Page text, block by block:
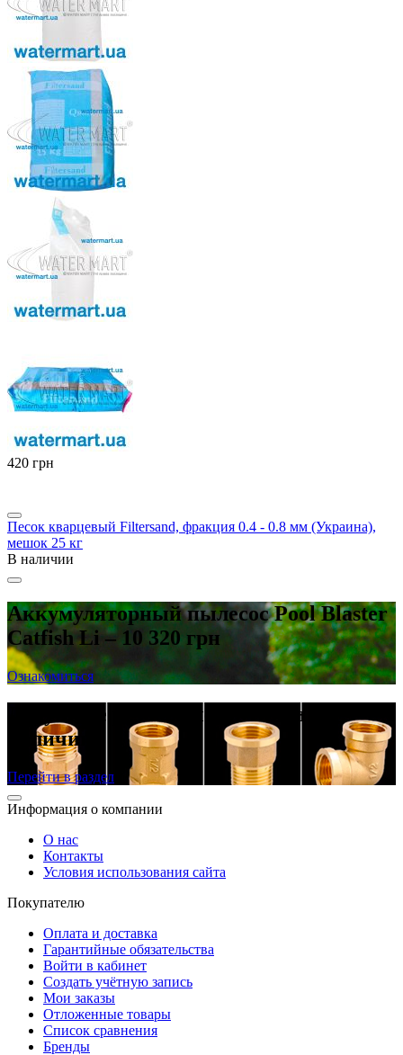
‍420‍ грн
Песок кварцевый Filtersand, фракция 0.4 - 0.8 мм (Украина),
мешок 25 кг
В наличии
Аккумуляторный пылесос Pool Blaster
Catfish Li – 10 320 грн
Ознакомиться
Латунные резьбовые фитинги в
наличии
Перейти в раздел
Информация о компании
О нас
Контакты
Условия использования сайта
Покупателю
Оплата и доставка
Гарантийные обязательства
Войти в кабинет
Создать учётную запись
Мои заказы
Отложенные товары
Список сравнения
Бренды